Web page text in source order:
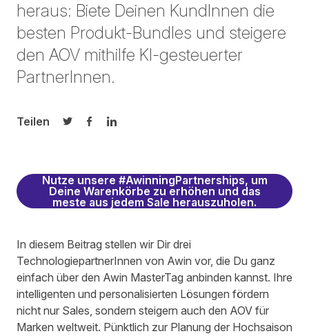
heraus: Biete Deinen KundInnen die
besten Produkt-Bundles und steigere
den AOV mithilfe KI-gesteuerter
PartnerInnen.
Teilen
Auf Twitter teilen
Auf Facebook teilen
Auf LinkedIn teilen
Nutze unsere #AwinningPartnerships, um
Deine Warenkörbe zu erhöhen und das
meste aus jedem Sale herauszuholen.
In diesem Beitrag stellen wir Dir drei
TechnologiepartnerInnen von Awin vor, die Du ganz
einfach über den Awin MasterTag anbinden kannst. Ihre
intelligenten und personalisierten Lösungen fördern
nicht nur Sales, sondern steigern auch den AOV für
Marken weltweit. Pünktlich zur Planung der Hochsaison